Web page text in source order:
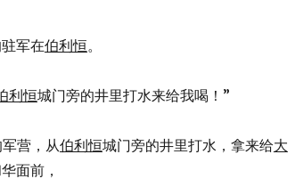
军在伯利恒。
利恒城门旁的井里打水来给我喝！”
营，从伯利恒城门旁的井里打水，拿来给大
面前，